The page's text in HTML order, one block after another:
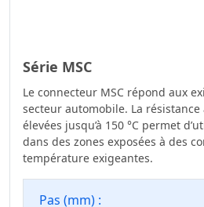
Série MSC
Le connecteur MSC répond aux
secteur automobile. La
élevées jusqu’à 150 °C permet
dans des zones exposées à des
température exigeantes.
Pas (mm) :